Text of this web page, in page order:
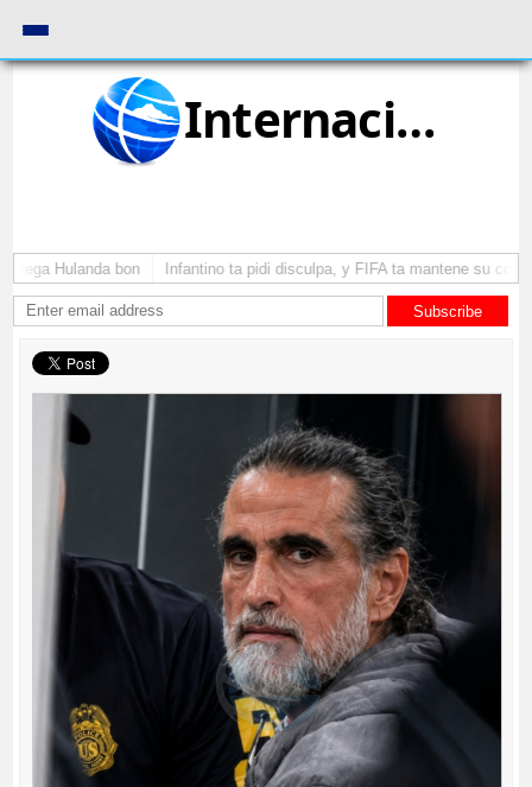
Internacional
Hulanda bon Infantino ta pidi disculpa, y FIFA ta mantene su como
Subscribe